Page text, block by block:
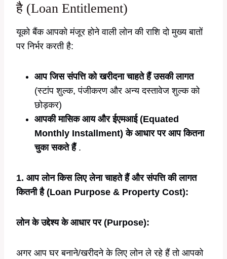
है (Loan Entitlement)
यूको बैंक आपको मंजूर होने वाली लोन की राशि दो मुख्य बातों
पर निर्भर करती है:
आप जिस संपत्ति को खरीदना चाहते हैं उसकी लागत
(स्टांप शुल्क, पंजीकरण और अन्य दस्तावेज शुल्क को
छोड़कर)
आपकी मासिक आय और ईएमआई (Equated
Monthly Installment) के आधार पर आप कितना
चुका सकते हैं.
1. आप लोन किस लिए लेना चाहते हैं और संपत्ति की लागत
कितनी है (Loan Purpose & Property Cost):
लोन के उद्देश्य के आधार पर (Purpose):
अगर आप घर बनाने/खरीदने के लिए लोन ले रहे हैं तो आपको